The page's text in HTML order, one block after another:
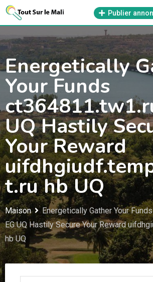
Aller
contenu
Publier
Energetically
Your Funds
UQ Hastily
Your Reward
t.ru hb UQ
Maison
Energetically Gather Your
EG UQ Hastily Secure Your Reward
hb UQ